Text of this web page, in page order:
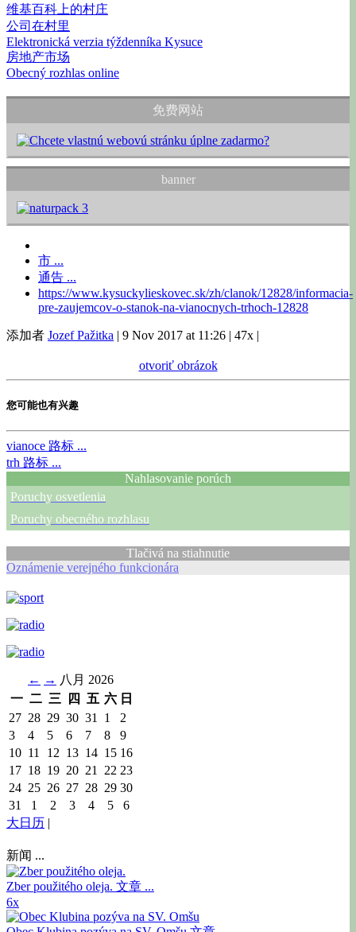
维基百科上的村庄
公司在村里
Elektronická verzia týždenníka Kysuce
房地产市场
Obecný rozhlas online
免费网站
banner
市 ...
通告 ...
https://www.kysuckylieskovec.sk/zh/clanok/12828/informacia-
pre-zaujemcov-o-stanok-na-vianocnych-trhoch-12828
添加者 Jozef Pažitka | 9 Nov 2017 at 11:26 | 47x |
otvoriť obrázok
您可能也有兴趣
vianoce 路标 ...
trh 路标 ...
Nahlasovanie porúch
Poruchy osvetlenia
Poruchy obecného rozhlasu
Tlačivá na stiahnutie
Oznámenie verejného funkcionára
← → 八月 2026
一 二 三 四 五 六 日
27 28 29 30 31 1
2
3
4 5 6 7 8
9
10 11 12 13 14 15 16
17 18 19 20 21 22 23
24 25 26 27 28 29 30
31
1 2 3 4 5
6
大日历 |
新闻 ...
Zber použitého oleja. 文章 ...
6x